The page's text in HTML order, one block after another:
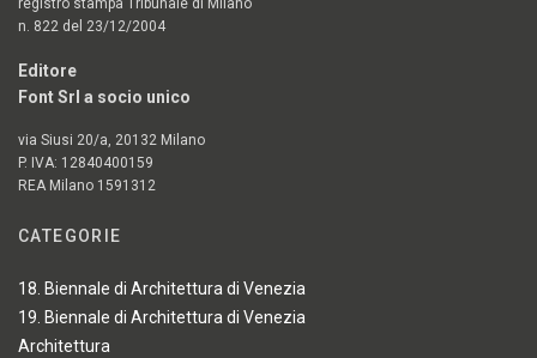
registro stampa Tribunale di Milano
n. 822 del 23/12/2004
Editore
Font Srl a socio unico
via Siusi 20/a, 20132 Milano
P. IVA: 12840400159
REA Milano 1591312
CATEGORIE
18. Biennale di Architettura di Venezia
19. Biennale di Architettura di Venezia
Architettura